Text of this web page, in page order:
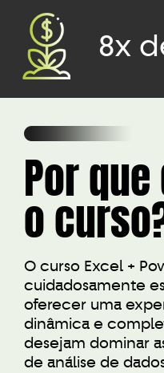
8x
Por
o
O curso Excel +
cuidadosamente
oferecer uma
dinâmica e
desejam dominar
de análise de